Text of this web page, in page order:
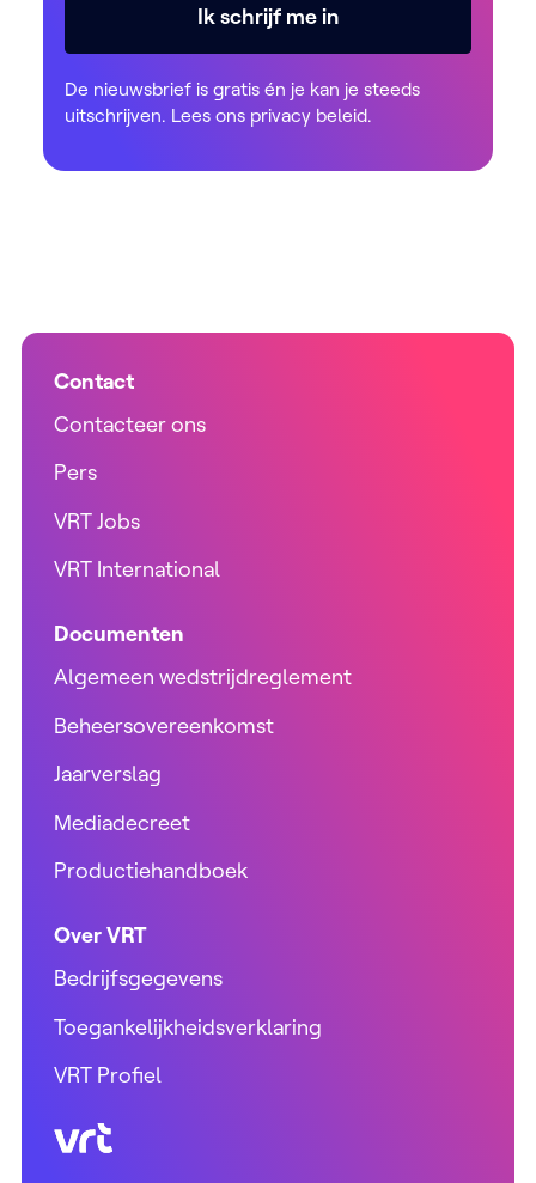
Ik schrijf me in
De nieuwsbrief is gratis én je kan je steeds
uitschrijven. Lees ons privacy beleid.
Contact
Contacteer ons
Pers
VRT Jobs
VRT International
Documenten
Algemeen wedstrijdreglement
Beheersovereenkomst
Jaarverslag
Mediadecreet
Productiehandboek
Over VRT
Bedrijfsgegevens
Toegankelijkheidsverklaring
VRT Profiel
VRT (home)